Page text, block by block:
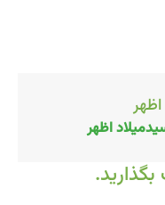
اظهر
بگذارید.